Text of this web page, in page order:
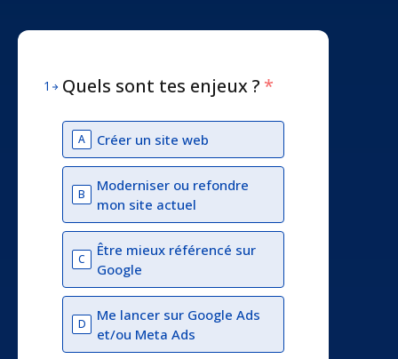
1 Quels sont tes enjeux ? *
A Créer un site web
B
Moderniser ou refondre
mon site actuel
C
Être mieux référencé sur
Google
D
Me lancer sur Google Ads
et/ou Meta Ads